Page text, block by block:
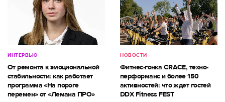
ИНТЕРВЬЮ
От ремонта к эмоциональной
стабильности: как работает
программа «На пороге
перемен» от «Лемана ПРО»
НОВОСТИ
Фитнес-гонка CRACE, техно-
перформанс и более 150
активностей: что ждет гостей
DDX Fitness FEST